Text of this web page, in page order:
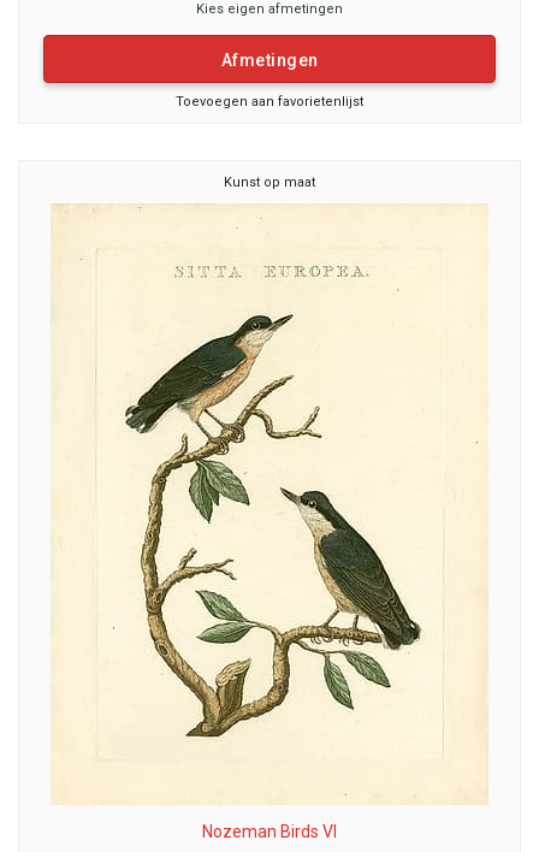
Kies eigen afmetingen
Afmetingen
Toevoegen aan favorietenlijst
Kunst op maat
Nozeman Birds VI